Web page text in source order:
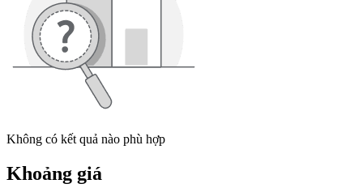
Không có kết quả nào phù hợp
Khoảng giá